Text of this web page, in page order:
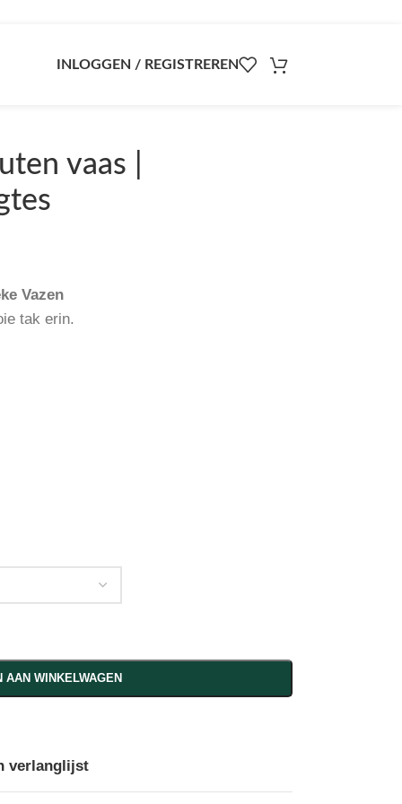
INLOGGEN / REGISTREREN
vaas |
Vazen
tak erin.
AAN WINKELWAGEN
verlanglijst